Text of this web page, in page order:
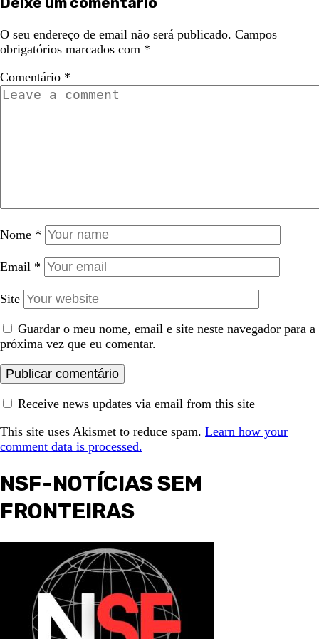
O seu endereço de email não será publicado. Campos
obrigatórios marcados com *
Comentário *
Nome *
Email *
Site
Guardar o meu nome, email e site neste navegador para a
próxima vez que eu comentar.
Receive news updates via email from this site
This site uses Akismet to reduce spam. Learn how your
comment data is processed.
NSF-NOTÍCIAS SEM
FRONTEIRAS